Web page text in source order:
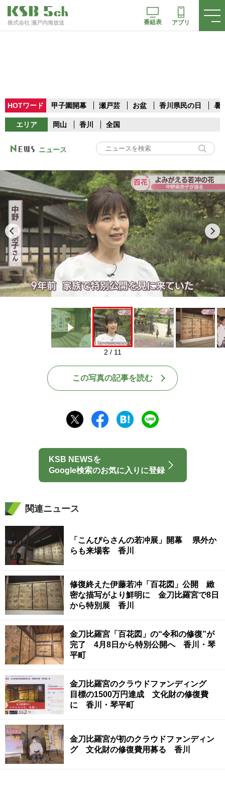
株式会社 瀬戸内海放送 番組表 アプリ
HOTワード 甲子園開幕 瀬戸芸 お盆 香川県民の日 暑
エリア 岡山 香川 全国
ニュース
Play
2 / 11
この写真の記事を読む
KSB NEWSを
Google検索のお気に入りに登録
関連ニュース
「こんぴらさんの若冲展」開幕 県外か
らも来場客 香川
修復終えた伊藤若冲「百花図」公開 緻
密な描写がより鮮明に 金刀比羅宮で8日
から特別展 香川
金刀比羅宮「百花図」の“令和の修復”が
完了 4月8日から特別公開へ 香川・琴
平町
金刀比羅宮のクラウドファンディング
目標の1500万円達成 文化財の修復費
に 香川・琴平町
金刀比羅宮が初のクラウドファンディン
グ 文化財の修復費用募る 香川